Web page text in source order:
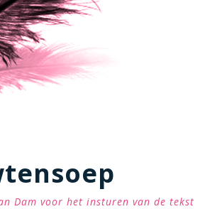
Dam voor het insturen van de tekst